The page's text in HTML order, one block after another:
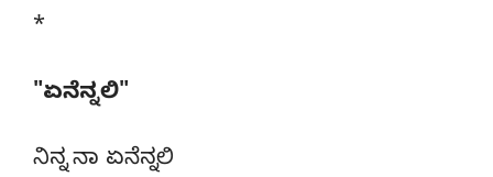
*
"ಏನೆನ್ನಲಿ"
ನಿನ್ನ ನಾ ಏನೆನ್ನಲಿ